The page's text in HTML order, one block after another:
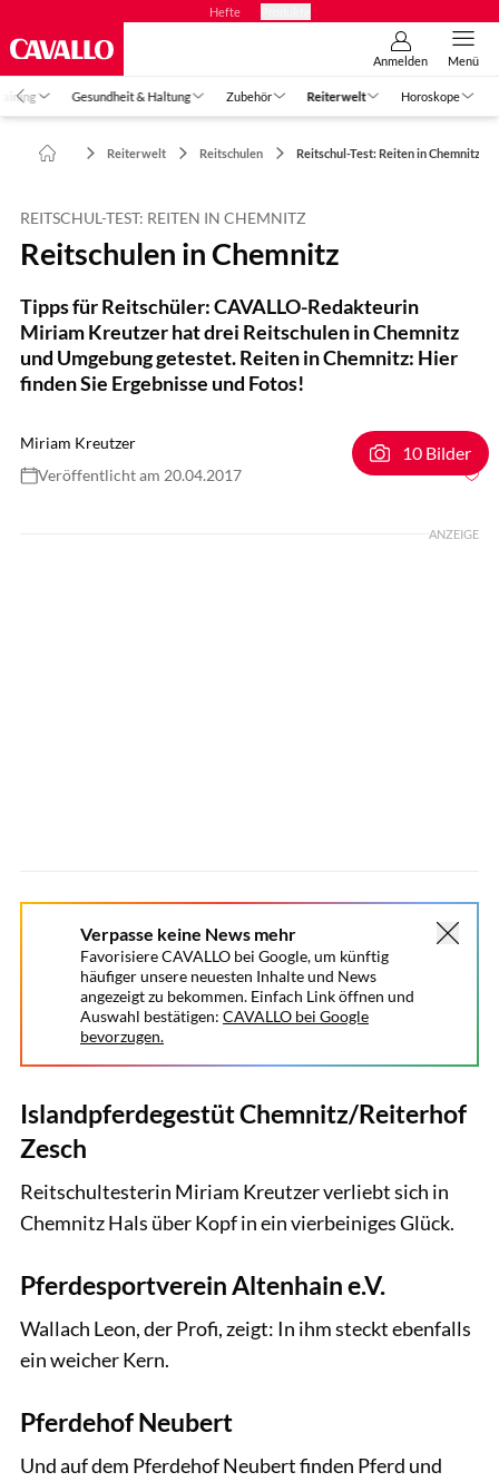
Hefte
Anmelden Menü
Gesundheit & Haltung Zubehör Reiterwelt Horoskope
Reiterwelt Reitschulen Reitschul-Test: Reiten in Chemnitz
REITSCHUL-TEST: REITEN IN CHEMNITZ
Reitschulen in Chemnitz
Tipps für Reitschüler: CAVALLO-Redakteurin
Miriam Kreutzer hat drei Reitschulen in Chemnitz
und Umgebung getestet. Reiten in Chemnitz: Hier
finden Sie Ergebnisse und Fotos!
Miriam Kreutzer
Veröffentlicht am 20.04.2017
10 Bilder
ANZEIGE
Verpasse keine News mehr
Favorisiere CAVALLO bei Google, um künftig
häufiger unsere neuesten Inhalte und News
angezeigt zu bekommen. Einfach Link öffnen und
Auswahl bestätigen: CAVALLO bei Google
bevorzugen.
Islandpferdegestüt Chemnitz/Reiterhof
Zesch
Reitschultesterin Miriam Kreutzer verliebt sich in
Chemnitz Hals über Kopf in ein vierbeiniges Glück.
Pferdesportverein Altenhain e.V.
Wallach Leon, der Profi, zeigt: In ihm steckt ebenfalls
ein weicher Kern.
Pferdehof Neubert
Und auf dem Pferdehof Neubert finden Pferd und